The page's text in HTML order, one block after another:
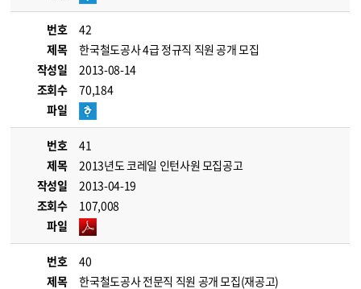
번호
42
제목
한국철도공사 4급 정규직 직원 공개 모집
작성일
2013-08-14
조회수
70,184
파일
번호
41
제목
2013년도 코레일 인턴사원 모집공고
작성일
2013-04-19
조회수
107,008
파일
번호
40
제목
한국철도공사 전문직 직원 공개 모집(재공고)